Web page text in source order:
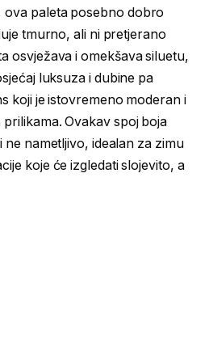
paleta posebno dobro
tmurno, ali ni pretjerano
osvježava i omekšava siluetu,
luksuza i dubine pa
koji je istovremeno moderan i
Ovakav spoj boja
ne nametljivo, idealan za zimu
koje će izgledati slojevito, a